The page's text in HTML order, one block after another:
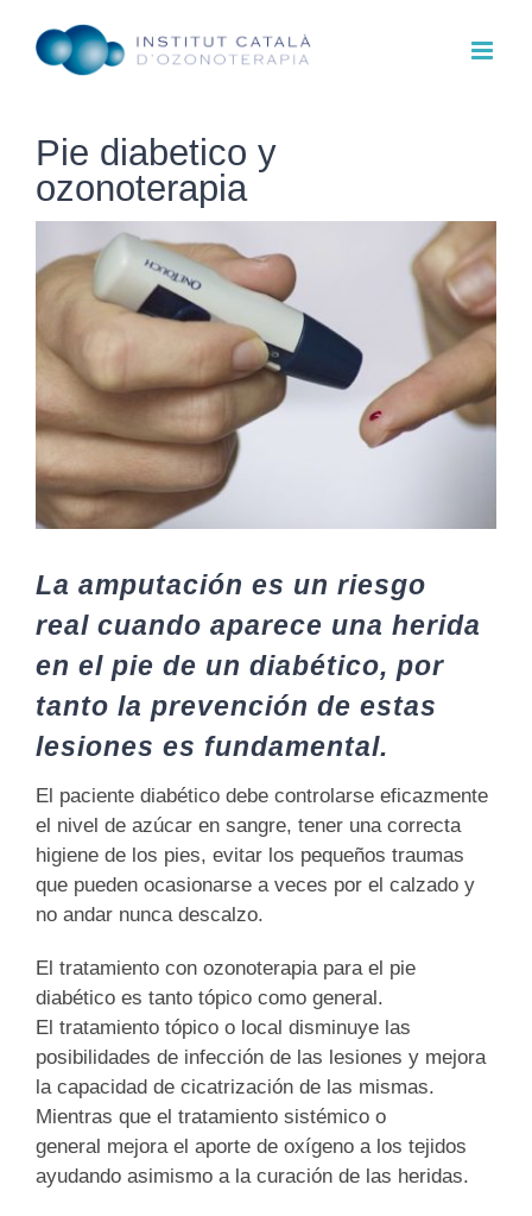
contenido
Pie diabetico y
ozonoterapia
imagen
grande
La amputación es un riesgo
real cuando aparece una herida
en el pie de un diabético, por
tanto la prevención de estas
lesiones es fundamental.
El paciente diabético debe controlarse eficazmente
el nivel de azúcar en sangre, tener una correcta
higiene de los pies, evitar los pequeños traumas
que pueden ocasionarse a veces por el calzado y
no andar nunca descalzo.
El tratamiento con ozonoterapia para el pie
diabético es tanto tópico como general.
El tratamiento tópico o local disminuye las
posibilidades de infección de las lesiones y mejora
la capacidad de cicatrización de las mismas.
Mientras que el tratamiento sistémico o
general mejora el aporte de oxígeno a los tejidos
ayudando asimismo a la curación de las heridas.